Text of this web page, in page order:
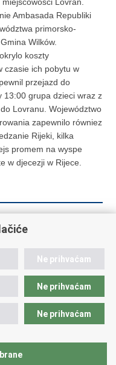
Ambasada Republiki
primorsko-
Wilków.
koszty
czasie ich pobytu w
przejazd do
13:00 grupa dzieci wraz z
Lovranu. Województwo
zapewnilo równiez
Rijeki, kilka
promem na wyspe
w djecezji w Rijece.
94
and European
(0)1 4920 149 E-
Ne prihvaćam
Ne prihvaćam
Ne prihvaćam